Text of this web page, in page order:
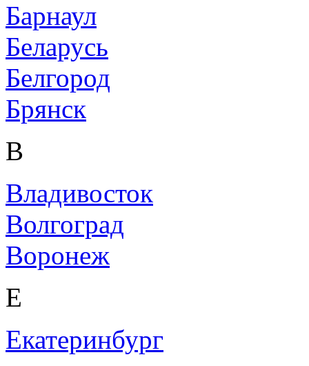
Барнаул
Беларусь
Белгород
Брянск
В
Владивосток
Волгоград
Воронеж
Е
Екатеринбург